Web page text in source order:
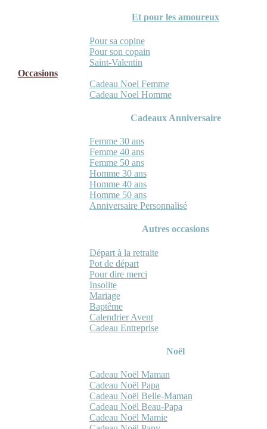
Et pour les amoureux
Pour sa copine
Pour son copain
Saint-Valentin
Occasions
Cadeau Noel Femme
Cadeau Noel Homme
Cadeaux Anniversaire
Femme 30 ans
Femme 40 ans
Femme 50 ans
Homme 30 ans
Homme 40 ans
Homme 50 ans
Anniversaire Personnalisé
Autres occasions
Départ à la retraite
Pot de départ
Pour dire merci
Insolite
Mariage
Baptême
Calendrier Avent
Cadeau Entreprise
Noël
Cadeau Noël Maman
Cadeau Noël Papa
Cadeau Noël Belle-Maman
Cadeau Noël Beau-Papa
Cadeau Noël Mamie